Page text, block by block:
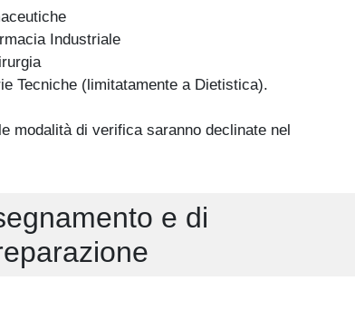
Industriale
Tecniche (limitatamente a Dietistica).
modalità di verifica saranno declinate nel
e di